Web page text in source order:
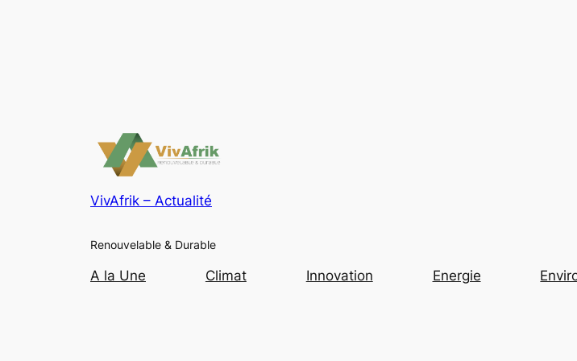
VivAfrik – Actualité
Renouvelable & Durable
A la Une Climat Innovation Energie